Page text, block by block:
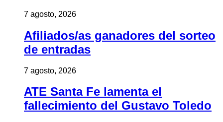
7 agosto, 2026
Afiliados/as ganadores del sorteo
de entradas
7 agosto, 2026
ATE Santa Fe lamenta el
fallecimiento del Gustavo Toledo